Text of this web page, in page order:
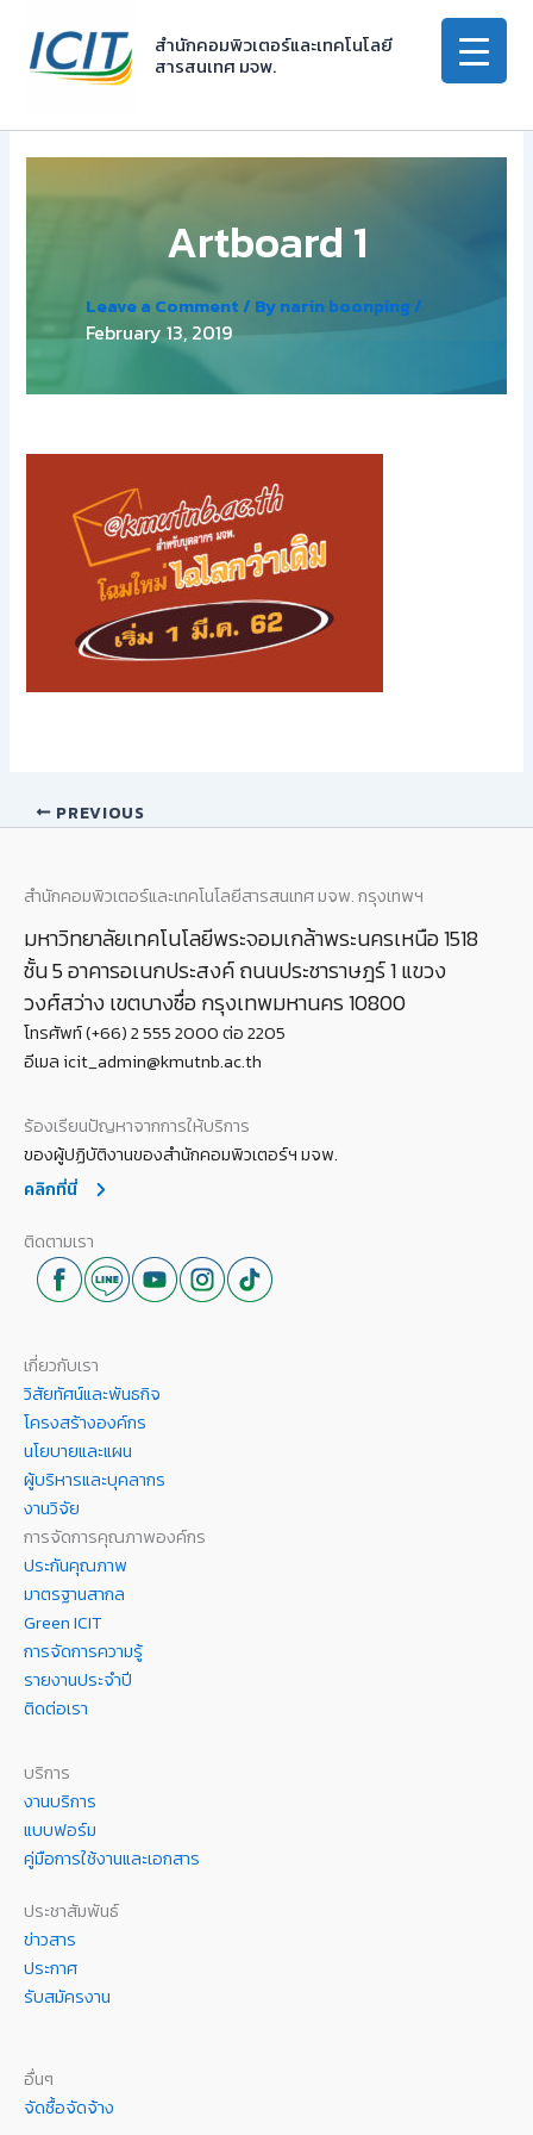
content
สำนักคอมพิวเตอร์และเทคโนโลยี
สารสนเทศ มจพ.
Artboard 1
Leave a Comment / Bynarin boonping/
February 13, 2019
PREVIOUS
สำนักคอมพิวเตอร์และเทคโนโลยีสารสนเทศ มจพ. กรุงเทพฯ
มหาวิทยาลัยเทคโนโลยีพระจอมเกล้าพระนครเหนือ 1518
ชั้น 5 อาคารอเนกประสงค์ ถนนประชาราษฎร์ 1 แขวง
วงศ์สว่าง เขตบางซื่อ กรุงเทพมหานคร 10800
โทรศัพท์ (+66) 2 555 2000 ต่อ 2205
อีเมล icit_admin@kmutnb.ac.th
ร้องเรียนปัญหาจากการให้บริการ
ของผู้ปฏิบัติงานของสำนักคอมพิวเตอร์ฯ มจพ.
คลิกที่นี่
ติดตามเรา
เกี่ยวกับเรา
วิสัยทัศน์และพันธกิจ
โครงสร้างองค์กร
นโยบายและแผน
ผู้บริหารและบุคลากร
งานวิจัย
การจัดการคุณภาพองค์กร
ประกันคุณภาพ
มาตรฐานสากล
Green ICIT
การจัดการความรู้
รายงานประจำปี
ติดต่อเรา
บริการ
งานบริการ
แบบฟอร์ม
คู่มือการใช้งานและเอกสาร
ประชาสัมพันธ์
ข่าวสาร
ประกาศ
รับสมัครงาน
อื่นๆ
จัดซื้อจัดจ้าง